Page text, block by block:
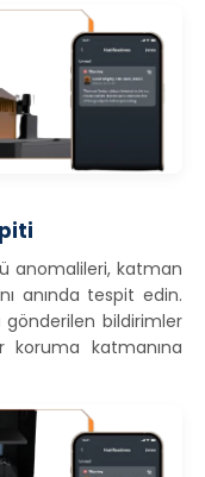
anomalileri, katman
anında tespit edin.
gönderilen bildirimler
koruma katmanına